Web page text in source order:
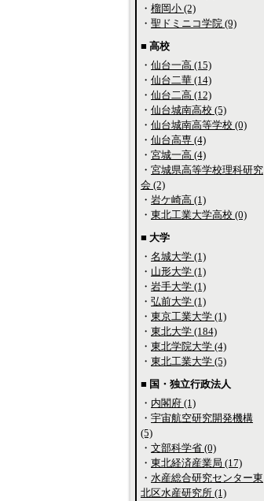
・ 榴岡小 (2)
・ 聖ドミニコ学院 (9)
■ 高校
・ 仙台一高 (15)
・ 仙台二華 (14)
・ 仙台二高 (12)
・ 仙台城南高校 (5)
・ 仙台城南高等学校 (0)
・ 仙台高専 (4)
・ 宮城一高 (4)
・ 宮城県高等学校理科研究
会 (2)
・ 岩ケ崎高 (1)
・ 東北工業大学高校 (0)
■ 大学
・ 名城大学 (1)
・ 山形大学 (1)
・ 岩手大学 (1)
・ 弘前大学 (1)
・ 東京工業大学 (1)
・ 東北大学 (184)
・ 東北学院大学 (4)
・ 東北工業大学 (5)
■ 国・独立行政法人
・ 内閣府 (1)
・ 宇宙航空研究開発機構
(5)
・ 文部科学省 (0)
・ 東北経済産業局 (17)
・ 水産総合研究センター東
北区水産研究所 (1)